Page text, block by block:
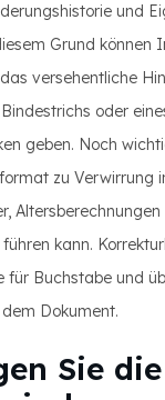
und
Grund können
versehentliche
oder
geben. Noch
zu Verwirrung
kann.
für Buchstabe und
Dokument.
Sie